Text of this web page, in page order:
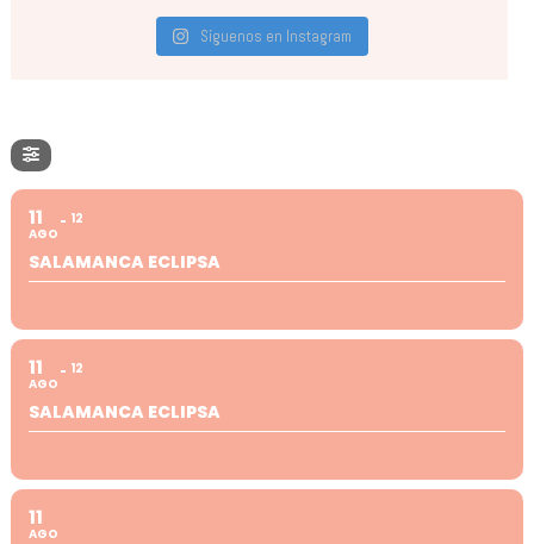
Síguenos en Instagram
11
AGO
12
SALAMANCA ECLIPSA
11
AGO
12
SALAMANCA ECLIPSA
11
AGO